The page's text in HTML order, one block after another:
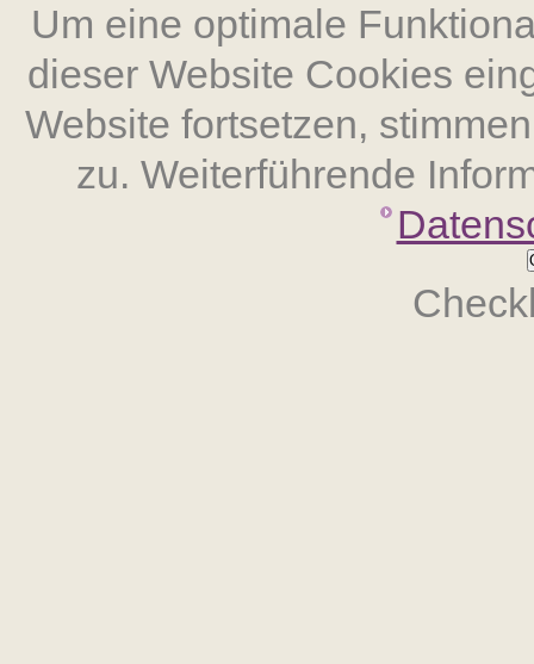
Um eine optimale
dieser Website Cookies
Website fort­setzen,
zu. Weiterführende